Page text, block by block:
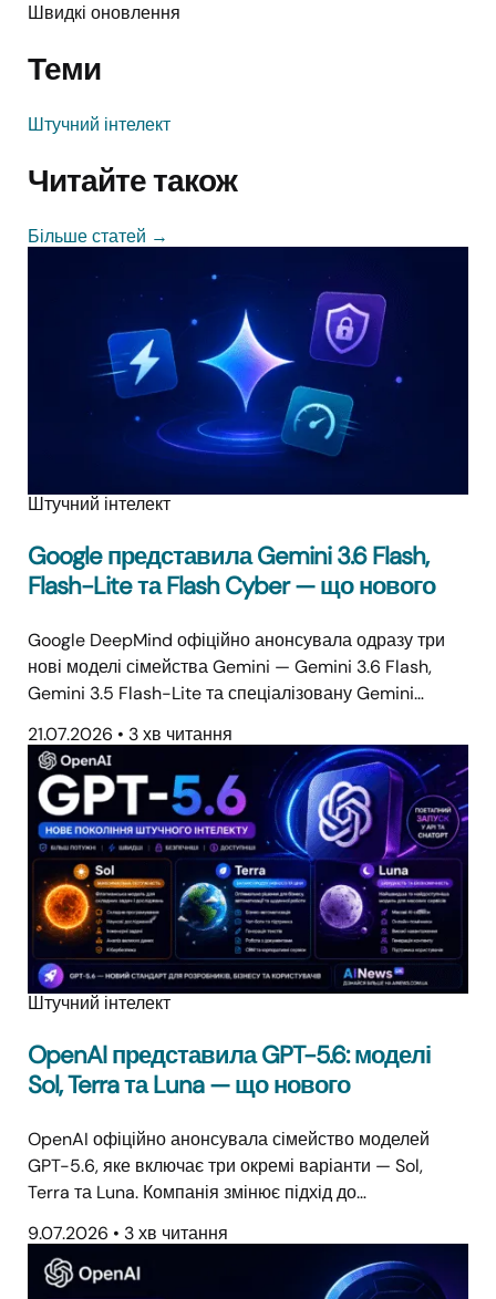
Швидкі оновлення
Теми
Штучний інтелект
Читайте також
Більше статей →
Штучний інтелект
Google представила Gemini 3.6 Flash,
Flash-Lite та Flash Cyber — що нового
Google DeepMind офіційно анонсувала одразу три
нові моделі сімейства Gemini — Gemini 3.6 Flash,
Gemini 3.5 Flash-Lite та спеціалізовану Gemini…
21.07.2026 • 3 хв читання
Штучний інтелект
OpenAI представила GPT-5.6: моделі
Sol, Terra та Luna — що нового
OpenAI офіційно анонсувала сімейство моделей
GPT-5.6, яке включає три окремі варіанти — Sol,
Terra та Luna. Компанія змінює підхід до…
9.07.2026 • 3 хв читання